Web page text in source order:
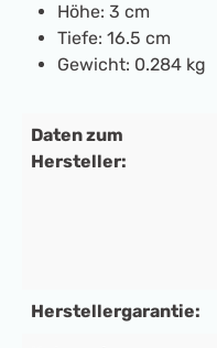
Höhe: 3 cm
Tiefe: 16.5 cm
Gewicht: 0.284 kg
Daten zum
Hersteller:
Herstellergarantie: